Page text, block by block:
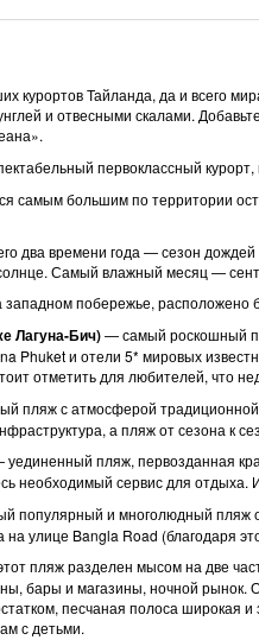
курортов Тайланда, да и всего
и отвесными скалами.
первоклассный
самым большим по территории
два времени года — сезон
Самый влажный месяц —
западном побережье,
Лагуна-Бич)— самый роскошный
Phuket и отели 5* мировых
отметить для любителей, что
пляж с атмосферой традиционной
а пляж от сезона к
пляж, первозданная
необходимый сервис для
популярный и многолюдный пляж
на улице Bangla Road (благодаря
пляж разделен мысом на две
бары и магазины, ночной рынок.
песчаная полоса широкая
с детьми.